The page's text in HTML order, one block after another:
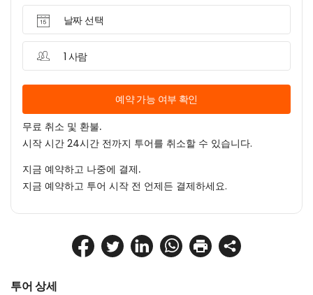
투어 상세
날짜 선택
1 사람
예약 가능 여부 확인
무료 취소 및 환불.
시작 시간 24시간 전까지 투어를 취소할 수 있습니다.
지금 예약하고 나중에 결제.
지금 예약하고 투어 시작 전 언제든 결제하세요.